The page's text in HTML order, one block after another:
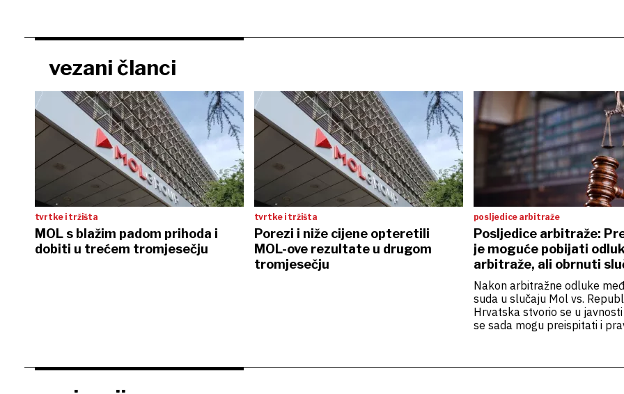
vezani članci
tvrtke i tržišta
MOL s blažim padom prihoda i
dobiti u trećem tromjesečju
tvrtke i tržišta
Porezi i niže cijene opteretili
MOL-ove rezultate u drugom
tromjesečju
posljedice arbitraže
Posljedice arbitraže:
je moguće pobijati
arbitraže, ali obrnuti
postoji
Nakon arbitražne odluke
suda u slučaju Mol vs.
Hrvatska stvorio se u
se sada mogu preispitati i
stvari o istome ne mogu se